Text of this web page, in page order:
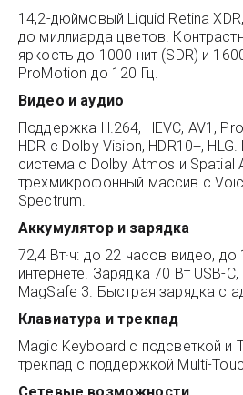
14,2-дюймовый Liquid Retina
до миллиарда цветов.
яркость до 1000 нит (SDR) и
ProMotion до 120 Гц.
Видео и аудио
Поддержка H.264, HEVC, AV1,
HDR с Dolby Vision, HDR10+,
система с Dolby Atmos и Spatial
трёхмикрофонный массив с
Spectrum.
Аккумулятор и зарядка
72,4 Вт·ч: до 22 часов видео,
интернете. Зарядка 70 Вт USB-
MagSafe 3. Быстрая зарядка с
Клавиатура и трекпад
Magic Keyboard с подсветкой и
трекпад с поддержкой Multi-